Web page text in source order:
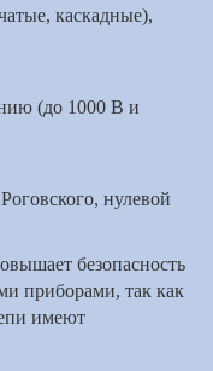
каскадные),
(до 1000 В и
нулевой
безопасность
приборами, так как
имеют